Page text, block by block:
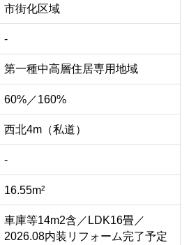
市街化区域
-
第一種中高層住居専用地域
60%／160%
西北4m（私道）
-
16.55m²
車庫等14m2含／LDK16畳／
2026.08内装リフォーム完了予定